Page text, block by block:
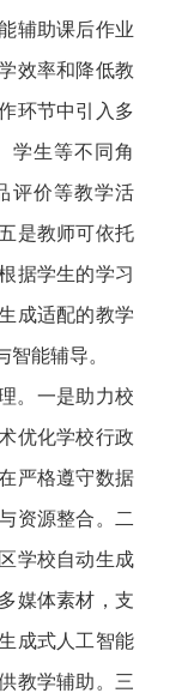
辅助课后作业
效率和降低教
环节中引入多
学生等不同角
评价等教学活
是教师可依托
据学生的学习
成适配的教学
能辅导。
。一是助力校
优化学校行政
严格遵守数据
资源整合。二
学校自动生成
媒体素材，支
成式人工智能
教学辅助。三